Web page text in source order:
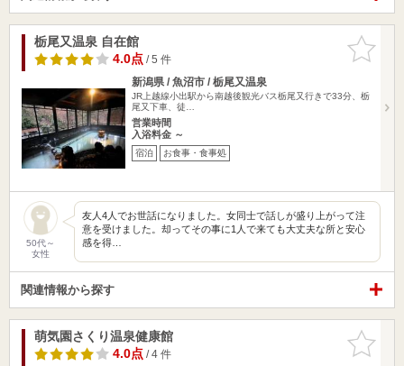
お気に入
りに追加
栃尾又温泉 自在館
4.0点/ 5 件
新潟県 / 魚沼市 / 栃尾又温泉
JR上越線小出駅から南越後観光バス栃尾又行きで33分、栃
尾又下車、徒…
営業時間
入浴料金 ～
宿泊 お食事・食事処
50代～
女性
友人4人でお世話になりました。女同士で話しが盛り上がって注
意を受けました。却ってその事に1人で来ても大丈夫な所と安心
感を得…
関連情報から探す
お気に入
りに追加
萌気園さくり温泉健康館
4.0点/ 4 件